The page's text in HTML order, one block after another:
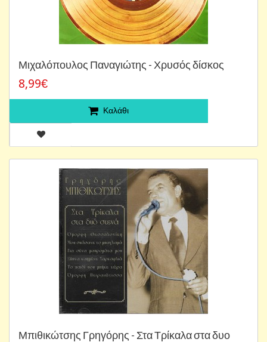
Μιχαλόπουλος Παναγιώτης - Χρυσός δίσκος
8,99€
Καλάθι
Μπιθικώτσης Γρηγόρης - Στα Τρίκαλα στα δυο